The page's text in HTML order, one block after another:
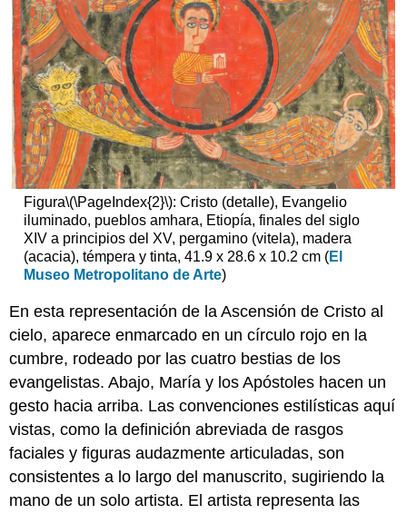
Figura\(\PageIndex{2}\): Cristo (detalle), Evangelio
iluminado, pueblos amhara, Etiopía, finales del siglo
XIV a principios del XV, pergamino (vitela), madera
(acacia), témpera y tinta, 41.9 x 28.6 x 10.2 cm (El
Museo Metropolitano de Arte)
En esta representación de la Ascensión de Cristo al
cielo, aparece enmarcado en un círculo rojo en la
cumbre, rodeado por las cuatro bestias de los
evangelistas. Abajo, María y los Apóstoles hacen un
gesto hacia arriba. Las convenciones estilísticas aquí
vistas, como la definición abreviada de rasgos
faciales y figuras audazmente articuladas, son
consistentes a lo largo del manuscrito, sugiriendo la
mano de un solo artista. El artista representa las